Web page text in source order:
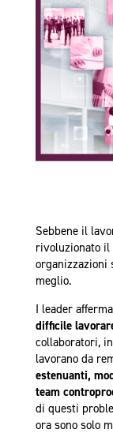
Sebbene il
rivoluzionato il
organizzazioni
meglio.
I leader
difficile
collaboratori,
lavorano da
estenuanti,
team
di questi
ora sono solo